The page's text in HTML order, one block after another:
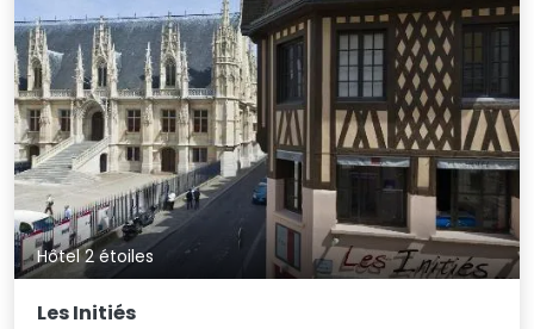
Hôtel 2 étoiles
Les Initiés